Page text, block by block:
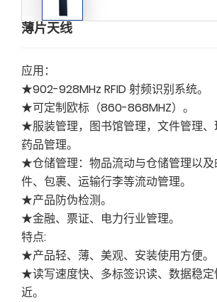
薄片天线
应用：
★902-928MHz RFID 射频识别系统。
★可定制欧标（860-868MHZ）。
★服装管理，图书馆管理，文件管理、
药品管理。
★仓储管理：物品流动与仓储管理以及
件、包裹、运输行李等流动管理。
★产品防伪检测。
★金融、票证、电力行业管理。
特点:
★产品轻、薄、美观、安装使用方便。
★读写速度快、多标签识读、数据稳定
近。